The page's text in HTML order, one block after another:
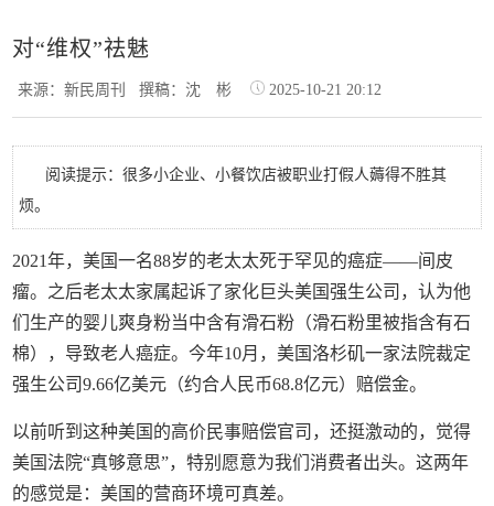
对“维权”祛魅
来源：新民周刊撰稿：沈 彬 2025-10-21 20:12
阅读提示：很多小企业、小餐饮店被职业打假人薅得不胜其
烦。
2021年，美国一名88岁的老太太死于罕见的癌症——间皮
瘤。之后老太太家属起诉了家化巨头美国强生公司，认为他
们生产的婴儿爽身粉当中含有滑石粉（滑石粉里被指含有石
棉），导致老人癌症。今年10月，美国洛杉矶一家法院裁定
强生公司9.66亿美元（约合人民币68.8亿元）赔偿金。
以前听到这种美国的高价民事赔偿官司，还挺激动的，觉得
美国法院“真够意思”，特别愿意为我们消费者出头。这两年
的感觉是：美国的营商环境可真差。